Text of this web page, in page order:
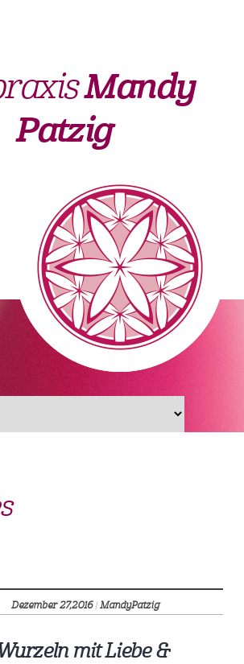
Mandy
Patzig
Dezember 27,2016|MandyPatzig
mit Liebe &